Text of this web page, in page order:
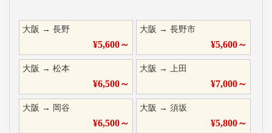
大阪 → 長野
¥5,600～
大阪 →長野市
¥5,600～
大阪 → 松本
¥6,500～
大阪 →上田
¥7,000～
大阪 → 岡谷
¥6,500～
大阪 →須坂
¥5,800～